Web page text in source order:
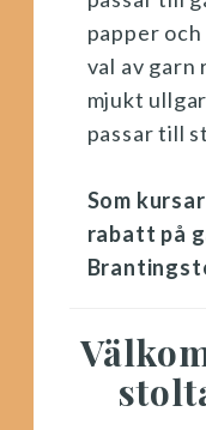
papper
val av garn
mjukt
passar till
Som
rabatt på